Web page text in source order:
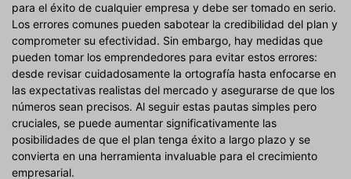
para el éxito de cualquier empresa y debe ser tomado en serio.
Los errores comunes pueden sabotear la credibilidad del plan y
comprometer su efectividad. Sin embargo, hay medidas que
pueden tomar los emprendedores para evitar estos errores:
desde revisar cuidadosamente la ortografía hasta enfocarse en
las expectativas realistas del mercado y asegurarse de que los
números sean precisos. Al seguir estas pautas simples pero
cruciales, se puede aumentar significativamente las
posibilidades de que el plan tenga éxito a largo plazo y se
convierta en una herramienta invaluable para el crecimiento
empresarial.